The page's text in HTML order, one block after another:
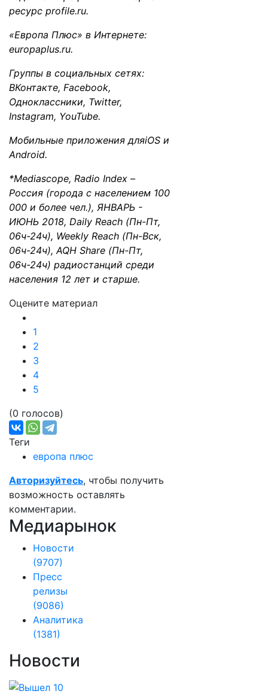
ресурс profile.ru.
«Европа Плюс» в Интернете:
europaplus.ru.
Группы в социальных сетях:
ВКонтакте, Facebook,
Одноклассники, Twitter,
Instagram, YouTube.
Мобильные приложения дляiOS и
Android.
*Mediascope, Radio Index –
Россия (города с населением 100
000 и более чел.), ЯНВАРЬ -
ИЮНЬ 2018, Daily Reach (Пн-Пт,
06ч-24ч), Weekly Reach (Пн-Вск,
06ч-24ч), AQH Share (Пн-Пт,
06ч-24ч) радиостанций среди
населения 12 лет и старше.
Оцените материал
1
2
3
4
5
(0 голосов)
Теги
европа плюс
Авторизуйтесь, чтобы получить
возможность оставлять
комментарии.
Медиарынок
Новости
(9707)
Пресс
релизы
(9086)
Аналитика
(1381)
Новости